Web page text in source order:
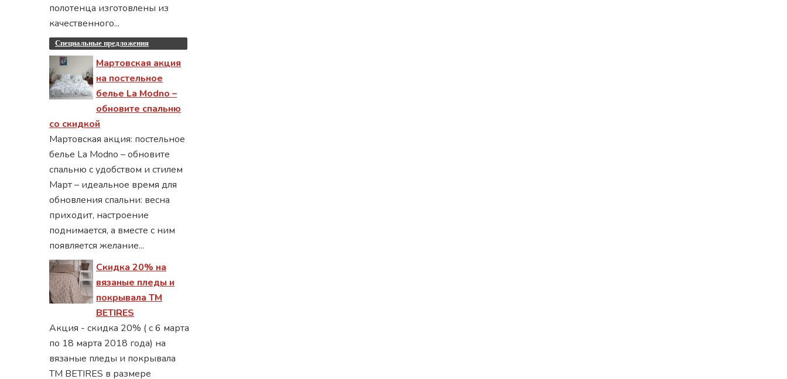
полотенца изготовлены из
качественного...
Специальные предложения
Мартовская акция
на постельное
белье La Modno –
обновите спальню
со скидкой
Мартовская акция: постельное
белье La Modno – обновите
спальню с удобством и стилем
Март – идеальное время для
обновления спальни: весна
приходит, настроение
поднимается, а вместе с ним
появляется желание...
Скидка 20% на
вязаные пледы и
покрывала ТМ
BETIRES
Акция - скидка 20% ( с 6 марта
по 18 марта 2018 года) на
вязаные пледы и покрывала
ТМ BETIRES в размере